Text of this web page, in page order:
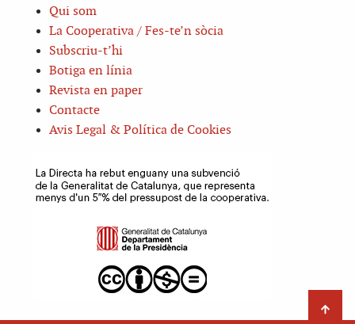
Qui som
La Cooperativa / Fes-te’n sòcia
Subscriu-t’hi
Botiga en línia
Revista en paper
Contacte
Avis Legal & Política de Cookies